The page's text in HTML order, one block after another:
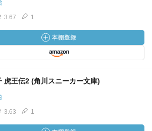
3.67 1
虎王伝2 (角川スニーカー文庫)
3.63 1